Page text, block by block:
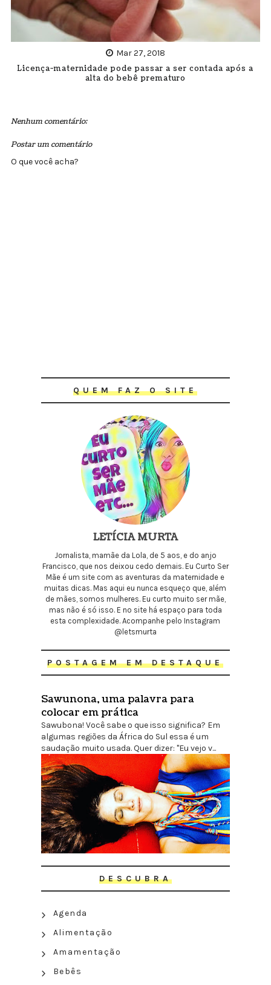
Mar 27, 2018
Licença-maternidade pode passar a ser contada após a
alta do bebê prematuro
Nenhum comentário:
Postar um comentário
O que você acha?
QUEM FAZ O SITE
LETÍCIA MURTA
Jornalista, mamãe da Lola, de 5 aos, e do anjo
Francisco, que nos deixou cedo demais. Eu Curto Ser
Mãe é um site com as aventuras da maternidade e
muitas dicas. Mas aqui eu nunca esqueço que, além
de mães, somos mulheres. Eu curto muito ser mãe,
mas não é só isso. E no site há espaço para toda
esta complexidade. Acompanhe pelo Instagram
@letsmurta
POSTAGEM EM DESTAQUE
Sawunona, uma palavra para
colocar em prática
Sawubona! Você sabe o que isso significa? Em
algumas regiões da África do Sul essa é um
saudação muito usada. Quer dizer: "Eu vejo v...
DESCUBRA
Agenda
Alimentação
Amamentação
Bebês